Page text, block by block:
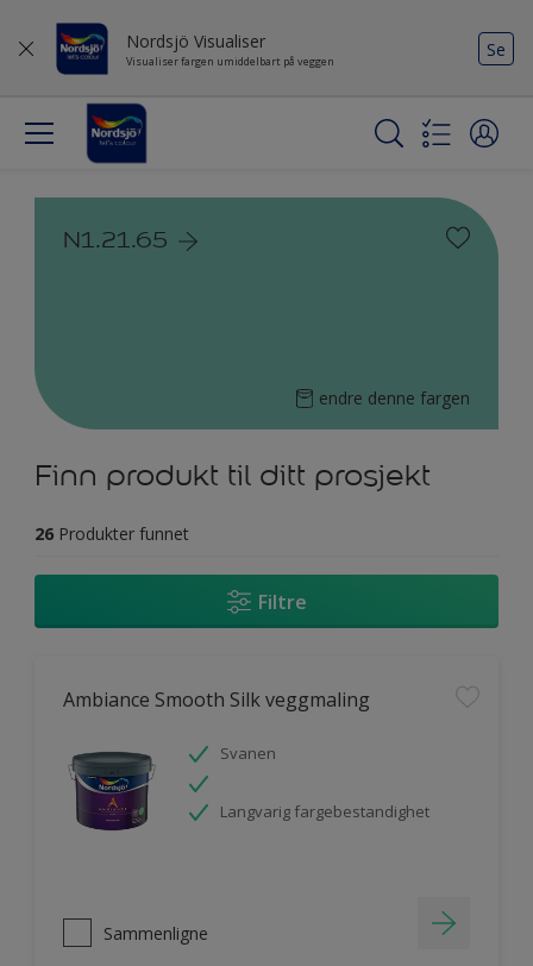
Nordsjö Visualiser
Visualiser fargen umiddelbart på veggen
Se
N1.21.65
endre denne fargen
Finn produkt til ditt prosjekt
26 Produkter funnet
Filtre
Ambiance Smooth Silk veggmaling
Svanen
Langvarig fargebestandighet
Sammenligne